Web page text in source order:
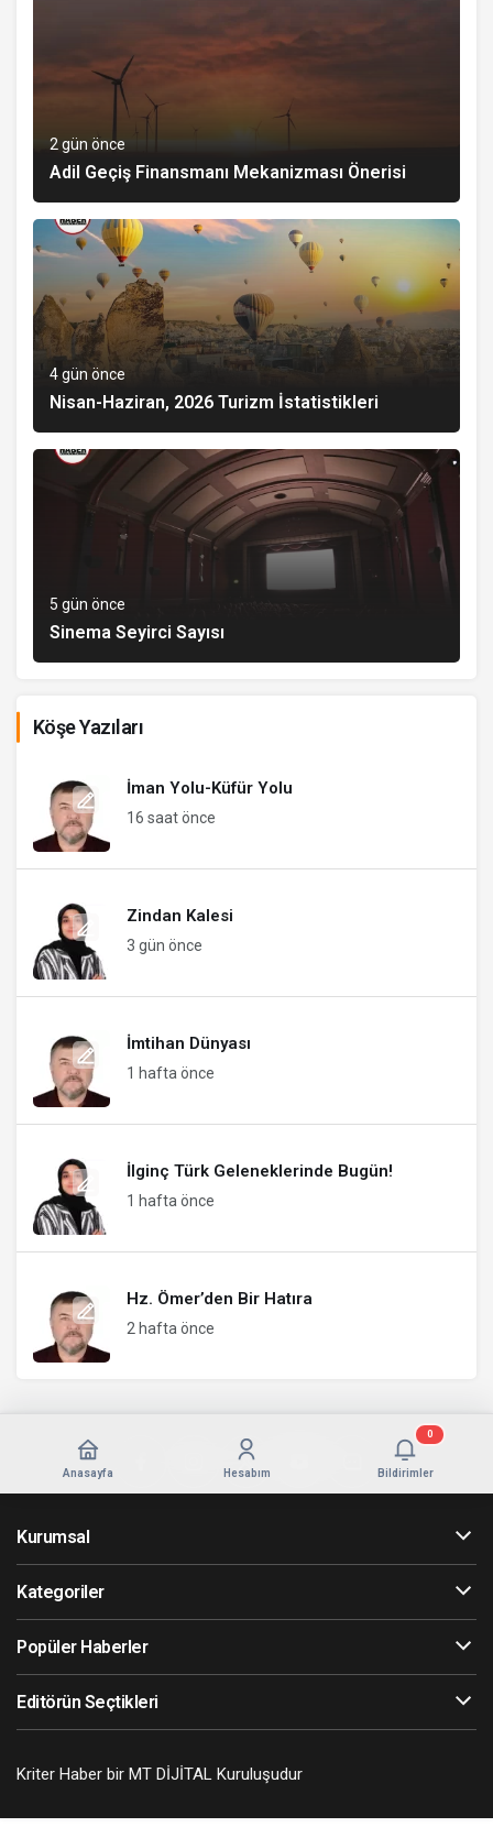
2 gün önce
Adil Geçiş Finansmanı Mekanizması Önerisi
4 gün önce
Nisan-Haziran, 2026 Turizm İstatistikleri
5 gün önce
Sinema Seyirci Sayısı
Köşe Yazıları
İman Yolu-Küfür Yolu
16 saat önce
Zindan Kalesi
3 gün önce
İmtihan Dünyası
1 hafta önce
İlginç Türk Geleneklerinde Bugün!
1 hafta önce
Hz. Ömer’den Bir Hatıra
2 hafta önce
Anasayfa Hesabım Bildirimler
0
Kurumsal
Kategoriler
Popüler Haberler
Editörün Seçtikleri
Kriter Haber bir MT DİJİTAL Kuruluşudur